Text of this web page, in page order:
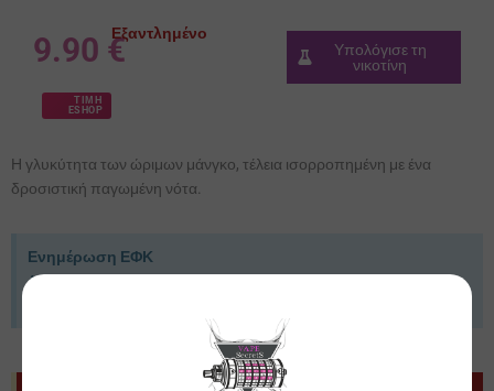
9.90 €
ΤΙΜΗ
ESHOP
Εξαντλημένο
Υπολόγισε τη
νικοτίνη
Η γλυκύτητα των ώριμων μάνγκο, τέλεια ισορροπημένη με ένα
δροσιστική παγωμένη νότα.
Ενημέρωση ΕΦΚ
Από 01/10/2025 επιβάλλεται φόρος 0,10€/ml στα Συμπηκνωμένα